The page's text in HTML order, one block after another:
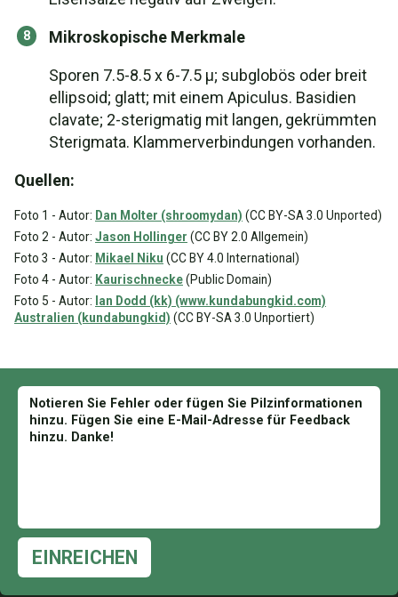
Mikroskopische Merkmale
Sporen 7.5-8.5 x 6-7.5 µ; subglobös oder breit
ellipsoid; glatt; mit einem Apiculus. Basidien
clavate; 2-sterigmatig mit langen, gekrümmten
Sterigmata. Klammerverbindungen vorhanden.
Quellen:
Foto 1 - Autor: Dan Molter (shroomydan) (CC BY-SA 3.0 Unported)
Foto 2 - Autor: Jason Hollinger (CC BY 2.0 Allgemein)
Foto 3 - Autor: Mikael Niku (CC BY 4.0 International)
Foto 4 - Autor: Kaurischnecke(Public Domain)
Foto 5 - Autor: Ian Dodd (kk) (www.kundabungkid.com)
Australien (kundabungkid) (CC BY-SA 3.0 Unportiert)
EINREICHEN